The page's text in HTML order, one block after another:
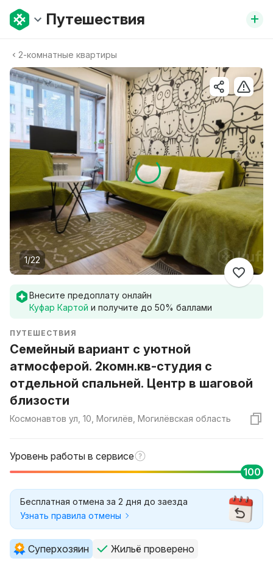
Путешествия +
2-комнатные квартиры
1/22
Внесите предоплату онлайн
Куфар Картой и получите до 50% баллами
ПУТЕШЕСТВИЯ
Семейный вариант с уютной
атмосферой. 2комн.кв-студия с
отдельной спальней. Центр в шаговой
близости
Космонавтов ул, 10, Могилёв, Могилёвская область
Уровень работы в сервисе
100
Бесплатная отмена за 2 дня до заезда
Узнать правила отмены
Суперхозяин Жильё проверено